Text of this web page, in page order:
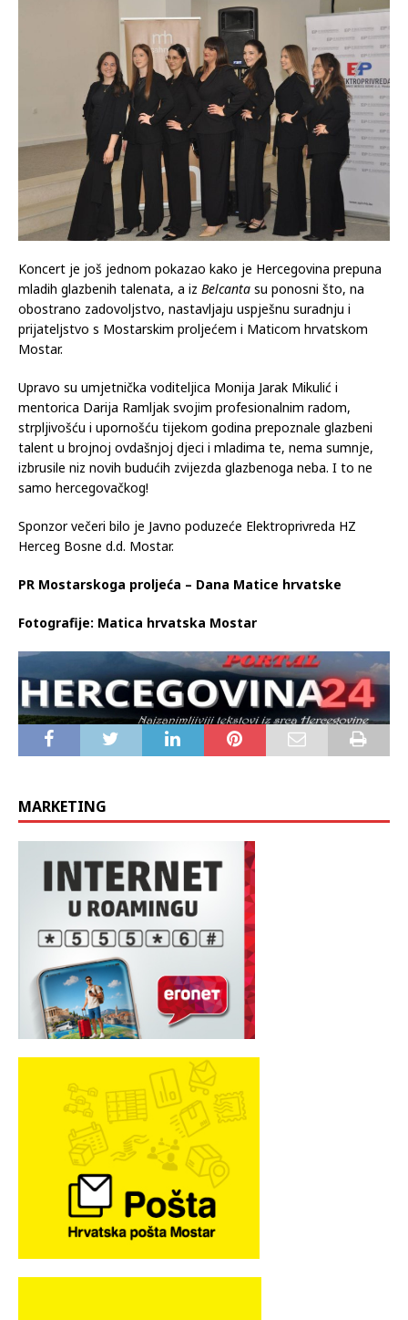
Koncert je još jednom pokazao kako je Hercegovina prepuna
mladih glazbenih talenata, a iz Belcanta su ponosni što, na
obostrano zadovoljstvo, nastavljaju uspješnu suradnju i
prijateljstvo s Mostarskim proljećem i Maticom hrvatskom
Mostar.
Upravo su umjetnička voditeljica Monija Jarak Mikulić i
mentorica Darija Ramljak svojim profesionalnim radom,
strpljivošću i upornošću tijekom godina prepoznale glazbeni
talent u brojnoj ovdašnjoj djeci i mladima te, nema sumnje,
izbrusile niz novih budućih zvijezda glazbenoga neba. I to ne
samo hercegovačkog!
Sponzor večeri bilo je Javno poduzeće Elektroprivreda HZ
Herceg Bosne d.d. Mostar.
PR Mostarskoga proljeća – Dana Matice hrvatske
Fotografije: Matica hrvatska Mostar
MARKETING